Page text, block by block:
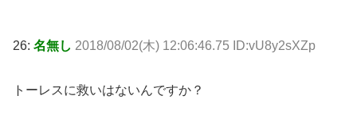
26: 名無し 2018/08/02(木) 12:06:46.75 ID:vU8y2sXZp
トーレスに救いはないんですか？